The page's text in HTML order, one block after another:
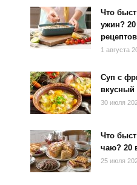
Что
ужин?
рецептов
1 августа
Суп с
вкусный
30 июля
Что
чаю? 20
25 июля